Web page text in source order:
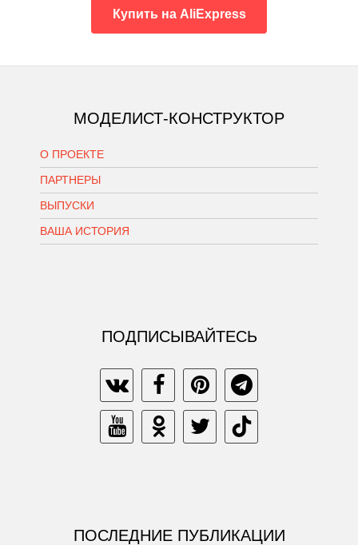
Купить на AliExpress
МОДЕЛИСТ-КОНСТРУКТОР
О ПРОЕКТЕ
ПАРТНЕРЫ
ВЫПУСКИ
ВАША ИСТОРИЯ
ПОДПИСЫВАЙТЕСЬ
ПОСЛЕДНИЕ ПУБЛИКАЦИИ